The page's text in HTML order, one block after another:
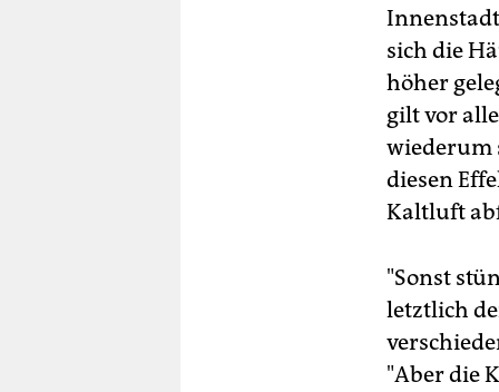
sich die
höher
gilt vor
wiederum
diesen
Kaltluft
"Sonst
letztlich
"Aber die